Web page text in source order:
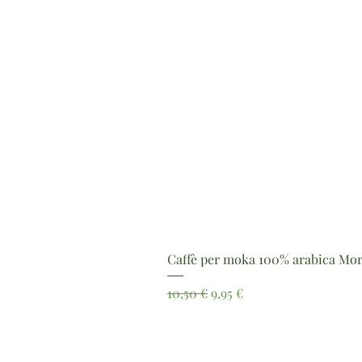
Caffè per moka 100% arabica
Prezzo regolare
10,50 €Prezzo scontato
9,95 €